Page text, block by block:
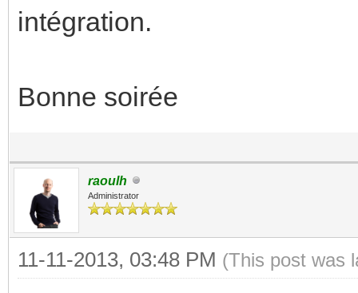
intégration.
Bonne soirée
raoulh
Administrator
11-11-2013, 03:48 PM (This post was